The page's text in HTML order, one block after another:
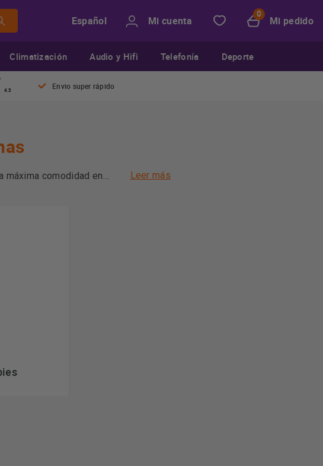
Español Mi cuenta Mi pedido
Climatización Audio y Hifi Telefonía Deporte
4.3 Envio super rápido
máxima comodidad en
Leer más